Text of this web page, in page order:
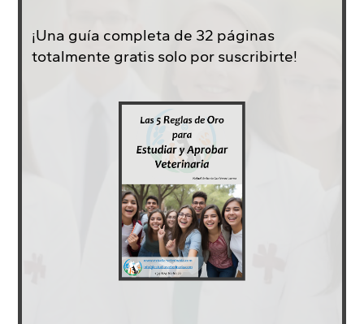
¡Una guía completa de 32 páginas
totalmente gratis solo por suscribirte!